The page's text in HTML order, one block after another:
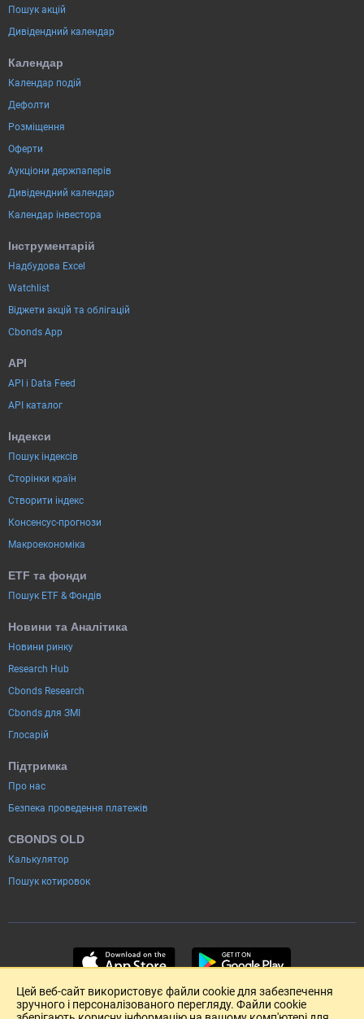
Пошук акцій
Дивідендний календар
Календар
Календар подій
Дефолти
Розміщення
Оферти
Аукціони держпаперів
Дивідендний календар
Календар інвестора
Інструментарій
Надбудова Excel
Watchlist
Віджети акцій та облігацій
Cbonds App
API
API і Data Feed
API каталог
Індекси
Пошук індексів
Сторінки країн
Створити індекс
Консенсус-прогнози
Макроекономіка
ETF та фонди
Пошук ETF & Фондів
Новини та Аналітика
Новини ринку
Research Hub
Cbonds Research
Cbonds для ЗМІ
Глосарій
Підтримка
Про нас
Безпека проведення платежів
CBONDS OLD
Калькулятор
Пошук котировок
Цей веб-сайт використовує файли cookie для забезпечення
зручного і персоналізованого перегляду. Файли cookie